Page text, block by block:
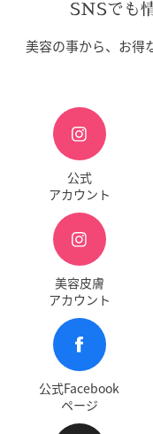
SNSでも
美容の事から、お得
公式
アカウント
美容皮膚
アカウント
公式Facebook
ページ